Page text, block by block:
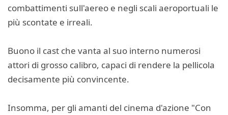
combattimenti sull'aereo e negli scali aeroportuali le
più scontate e irreali.
Buono il cast che vanta al suo interno numerosi
attori di grosso calibro, capaci di rendere la pellicola
decisamente più convincente.
Insomma, per gli amanti del cinema d'azione "Con